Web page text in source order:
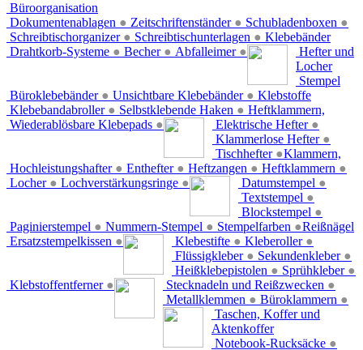
Büroorganisation
Dokumentenablagen ● Zeitschriftenständer ● Schubladenboxen ●
Schreibtischorganizer ● Schreibtischunterlagen ●
Drahtkorb-Systeme ● Becher ● Abfalleimer ●
Klebebänder
Büroklebebänder ● Unsichtbare Klebebänder ●
Klebebandabroller ● Selbstklebende Haken ●
Wiederablösbare Klebepads ●
Hefter und
Locher
Elektrische Hefter ●
Klammerlose Hefter ●
Tischhefter ●
Hochleistungshafter ● Enthefter ● Heftzangen ● Heftklammern ●
Locher ● Lochverstärkungsringe ●
Stempel
Datumstempel ●
Textstempel ●
Blockstempel ●
Paginierstempel ● Nummern-Stempel ● Stempelfarben ●
Ersatzstempelkissen ●
Klebstoffe
Klebestifte ● Kleberoller ●
Flüssigkleber ● Sekundenkleber ●
Heißklebepistolen ● Sprühkleber ●
Klebstoffentferner ●
Heftklammern,
Klammern,
Reißnägel
Stecknadeln und Reißzwecken ●
Metallklemmen ● Büroklammern ●
Taschen, Koffer und
Aktenkoffer
Notebook-Rucksäcke ●